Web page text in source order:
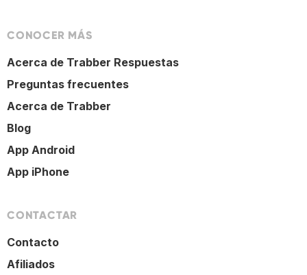
CONOCER MÁS
Acerca de Trabber Respuestas
Preguntas frecuentes
Acerca de Trabber
Blog
App Android
App iPhone
CONTACTAR
Contacto
Afiliados